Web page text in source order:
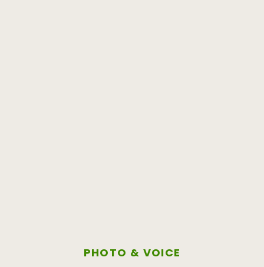
PHOTO & VOICE